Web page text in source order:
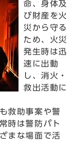
命、身体及
び財産を火
災から守る
ため、火災
発生時は迅
速に出動
し、消火・
救出活動に
救助事案や警
時は警防パト
まな場面で活